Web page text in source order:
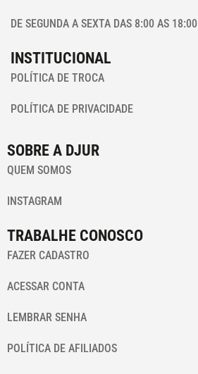
DE SEGUNDA A SEXTA DAS 8:00 AS 18:00
INSTITUCIONAL
POLÍTICA DE TROCA
POLÍTICA DE PRIVACIDADE
SOBRE A DJUR
QUEM SOMOS
INSTAGRAM
TRABALHE CONOSCO
FAZER CADASTRO
ACESSAR CONTA
LEMBRAR SENHA
POLÍTICA DE AFILIADOS